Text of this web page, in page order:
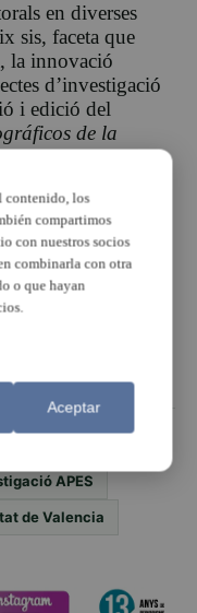
en diverses
sis, faceta que
la innovació
d’investigació
i edició del
de la
Encuentro).
–deixeble del
dedicat a la
2024), com a
així mateix
universitats
(Mèxic) i
APES
de Valencia
contenido, los
compartimos
con nuestros socios
combinarla con otra
o que hayan
Aceptar